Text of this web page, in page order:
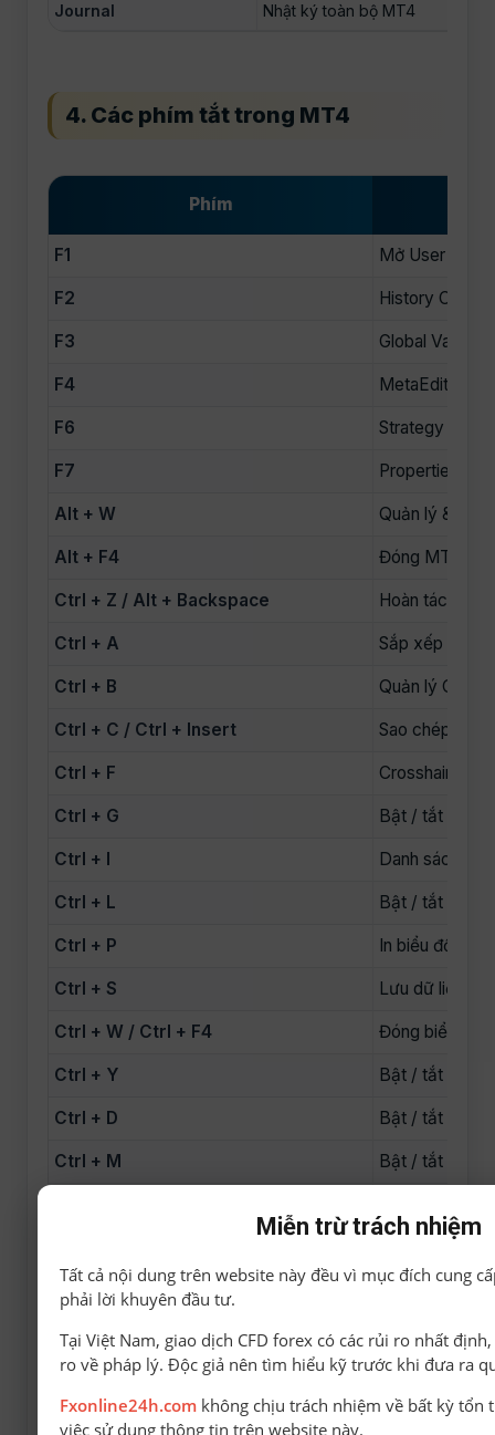
Journal Nhật ký toàn bộ MT4
4. Các phím tắt trong MT4
Phím
F1 Mở User
F2 History Center
F3 Global
F4 MetaEditor
F6 Strategy
F7 Properties của
Alt + W Quản lý &
Alt + F4 Đóng MT4
Ctrl + Z / Alt + Backspace Hoàn tác đối
Ctrl + A Sắp xếp lại
Ctrl + B Quản lý
Ctrl + C / Ctrl + Insert Sao chép
Ctrl + F Crosshair
Ctrl + G Bật / tắt lưới
Ctrl + I Danh sách
Ctrl + L Bật / tắt
Ctrl + P In biểu đồ
Ctrl + S Lưu dữ liệu
Ctrl + W / Ctrl + F4 Đóng biểu đồ
Ctrl + Y Bật / tắt mốc
Ctrl + D Bật / tắt Data
Ctrl + M Bật / tắt
Ctrl + R Bật / tắt
Ctrl + T Bật / tắt
← / → / ↑ / ↓ Di chuyển
Page Up / Page Down Di chuyển
Miễn trừ trách nhiệm
Tất cả nội dung trên website này đều vì mục đích cung
phải lời khuyên đầu tư.
Tại Việt Nam, giao dịch CFD forex có các rủi ro nhất
ro về pháp lý. Độc giả nên tìm hiểu kỹ trước khi đưa ra
Fxonline24h.com không chịu trách nhiệm về bất kỳ tổn
việc sử dụng thông tin trên website này.